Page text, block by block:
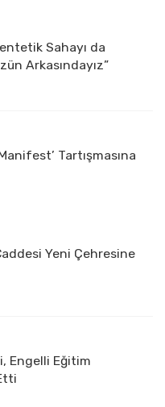
Sahayı da
Arkasındayız”
Tartışmasına
Yeni Çehresine
Engelli Eğitim